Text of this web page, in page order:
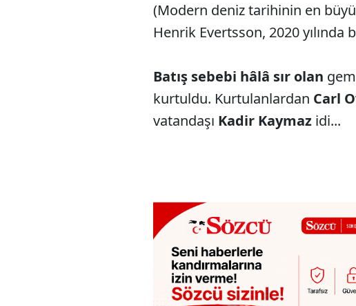
(Modern deniz tarihinin en
Henrik Evertsson, 2020 yılında
Batış sebebi hâlâ sır olan
kurtuldu. Kurtulanlardan Carl
vatandaşı Kadir Kaymazidi...